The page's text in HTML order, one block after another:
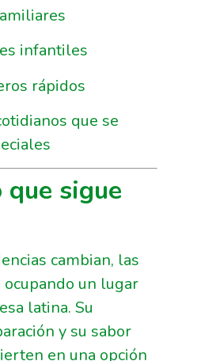
infantiles
rápidos
que se
que sigue
cambian, las
un lugar
latina. Su
y su sabor
en una opción